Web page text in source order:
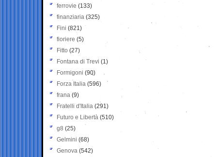
ferrovie (133)
finanziaria (325)
Fini (821)
fioriere (5)
Fitto (27)
Fontana di Trevi (1)
Formigoni (90)
Forza Italia (596)
frana (9)
Fratelli d'Italia (291)
Futuro e Libertà (510)
g8 (25)
Gelmini (68)
Genova (542)